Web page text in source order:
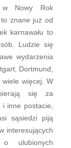
w Nowy Rok
znane już od
karnawału to
Ludzie się
wydarzenia
Dortmund,
więcej. W
się za
inne postacie,
sąsiedzi piją
interesujących
ulubionych